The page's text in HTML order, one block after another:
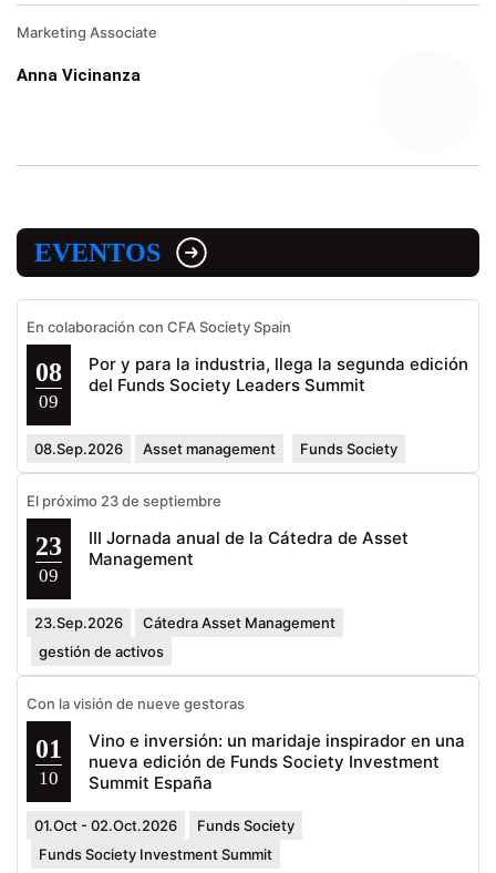
Marketing Associate
Anna Vicinanza
EVENTOS
En colaboración con CFA Society Spain
08
09
Por y para la industria, llega la segunda edición
del Funds Society Leaders Summit
08.Sep.2026 Asset management Funds Society
El próximo 23 de septiembre
23
09
III Jornada anual de la Cátedra de Asset
Management
23.Sep.2026
Cátedra Asset Management
gestión de activos
Con la visión de nueve gestoras
01
10
Vino e inversión: un maridaje inspirador en una
nueva edición de Funds Society Investment
Summit España
01.Oct - 02.Oct.2026
Funds Society
Funds Society Investment Summit